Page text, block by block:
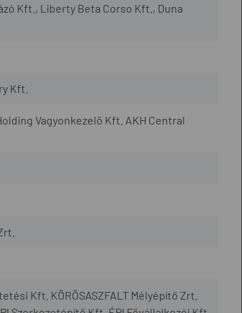
Kft., Liberty Beta Corso Kft., Duna
Kft.
Vagyonkezelő Kft. AKH Central
Kft. KÖRÖSASZFALT Mélyépítő Zrt.